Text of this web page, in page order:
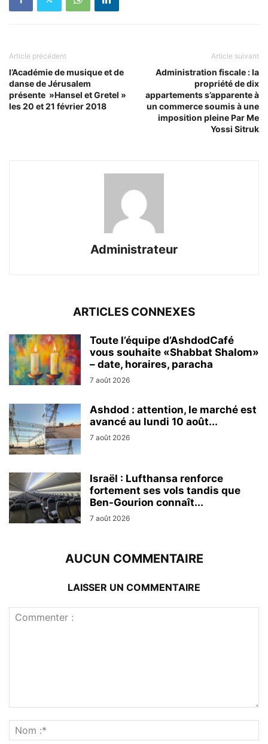
Article précédent
l’Académie de musique et de
danse de Jérusalem
présente »Hansel et Gretel »
les 20 et 21 février 2018
Article suivant
Administration fiscale : la
propriété de dix
appartements s’apparente à
un commerce soumis à une
imposition pleine Par Me
Yossi Sitruk
Administrateur
ARTICLES CONNEXES
Toute l’équipe d’AshdodCafé
vous souhaite «Shabbat Shalom»
– date, horaires, paracha
7 août 2026
Ashdod : attention, le marché est
avancé au lundi 10 août...
7 août 2026
Israël : Lufthansa renforce
fortement ses vols tandis que
Ben-Gourion connaît...
7 août 2026
AUCUN COMMENTAIRE
LAISSER UN COMMENTAIRE